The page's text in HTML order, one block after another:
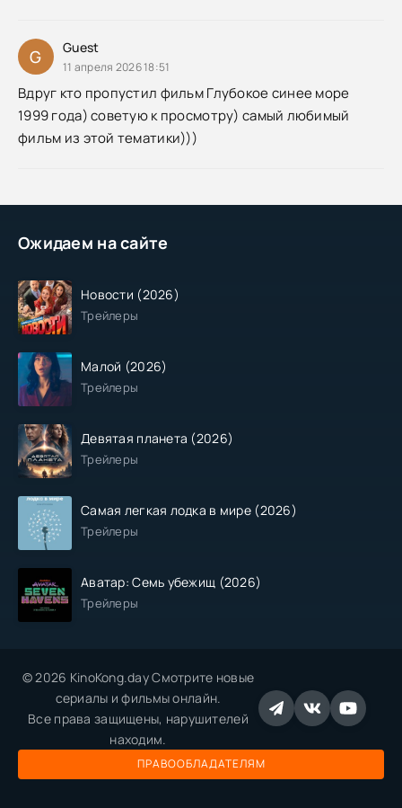
Ожидаем на сайте
Новости (2026)
Трейлеры
Малой (2026)
Трейлеры
Девятая планета (2026)
Трейлеры
Самая легкая лодка в мире (2026)
Трейлеры
Аватар: Семь убежищ (2026)
Трейлеры
G Guest
11 апреля 2026 18:51
Вдруг кто пропустил фильм Глубокое синее море
1999 года) советую к просмотру) самый любимый
фильм из этой тематики)))
© 2026 KinoKong.day Смотрите новые
сериалы и фильмы онлайн.
Все права защищены, нарушителей
находим.
ПРАВООБЛАДАТЕЛЯМ